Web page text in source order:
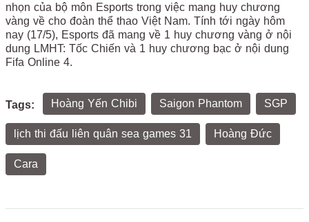
nhọn của bộ môn Esports trong việc mang huy chương
vàng về cho đoàn thể thao Việt Nam. Tính tới ngày hôm
nay (17/5), Esports đã mang về 1 huy chương vàng ở nội
dung LMHT: Tốc Chiến và 1 huy chương bạc ở nội dung
Fifa Online 4.
Tags: Hoàng Yến Chibi Saigon Phantom SGP
lịch thi đấu liên quân sea games 31 Hoàng Đức
Cara